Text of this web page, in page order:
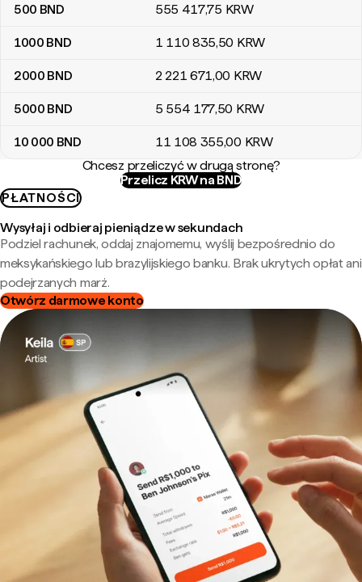
500 BND 555 417,75 KRW
1000 BND 1 110 835,50 KRW
2000 BND 2 221 671,00 KRW
5000 BND 5 554 177,50 KRW
10 000 BND 11 108 355,00 KRW
Chcesz przeliczyć w drugą stronę?
Przelicz KRW na BND
PŁATNOŚCI
Wysyłaj i odbieraj pieniądze w sekundach
Podziel rachunek, oddaj znajomemu, wyślij bezpośrednio do
meksykańskiego lub brazylijskiego banku. Brak ukrytych opłat ani
podejrzanych marż.
Otwórz darmowe konto